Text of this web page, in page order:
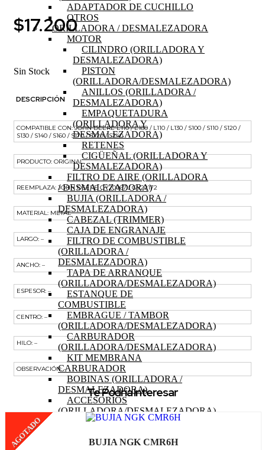
ADAPTADOR DE CUCHILLO
OTROS
ORILLADORA / DESMALEZADORA
MOTOR
CILINDRO (ORILLADORA Y
DESMALEZADORA)
PISTON
(ORILLADORA/DESMALEZADORA)
ANILLOS (ORILLADORA /
DESMALEZADORA)
EMPAQUETADURA
(ORILLADORA Y
DESMALEZADORA)
RETENES
CIGÜEÑAL (ORILLADORA Y
DESMALEZADORA)
FILTRO DE AIRE (ORILLADORA
/ DESMALEZADORA)
BUJIA (ORILLADORA /
DESMALEZADORA)
CABEZAL (TRIMMER)
CAJA DE ENGRANAJE
FILTRO DE COMBUSTIBLE
(ORILLADORA /
DESMALEZADORA)
TAPA DE ARRANQUE
(ORILLADORA/DESMALEZADORA)
ESTANQUE DE
COMBUSTIBLE
EMBRAGUE / TAMBOR
(ORILLADORA/DESMALEZADORA)
CARBURADOR
(ORILLADORA/DESMALEZADORA)
KIT MEMBRANA
CARBURADOR
BOBINAS (ORILLADORA /
DESMALEZADORA)
ACCESORIOS
(ORILLADORA/DESMALEZADORA)
OTROS (ORILLADORA
TRACTOR
$17.200
Sin Stock
DESCRIPCIÓN
COMPATIBLE CON: JOHN DEERE E110 / E180 / L110 / L130 / S100 / S110 / S120 /
S130 / S140 / S160 / S170 / S220 / S240
PRODUCTO: ORIGINAL
REEMPLAZA: JOHN DEERE GY20067 / GY22172
MATERIAL: METAL
LARGO: –
ANCHO: –
ESPESOR: –
CENTRO: –
HILO: –
OBSERVACIÓN: –
Te Podría Interesar
BUJIA NGK CMR6H
AGOTADO